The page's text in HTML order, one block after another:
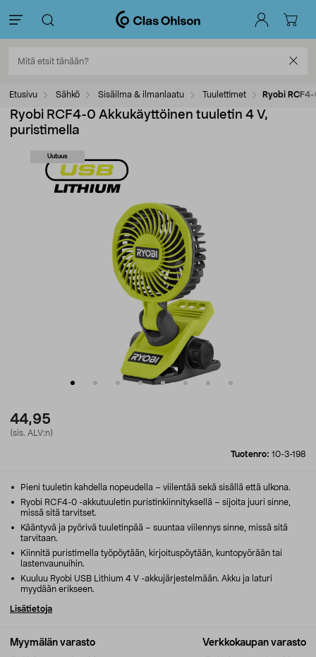
Etusivu Sähkö Sisäilma & ilmanlaatu Tuulettimet Ryobi
Ryobi RCF4-0 Akkukäyttöinen tuuletin 4 V,
puristimella
Uutuus
44,95
(sis. ALV:n)
Tuotenro: 10-3-198
Myymälän varasto Verkkokaupan varasto
Pieni tuuletin kahdella nopeudella – viilentää sekä sisällä että ulkona.
Ryobi RCF4-0 -akkutuuletin puristinkiinnityksellä – sijoita juuri sinne,
missä sitä tarvitset.
Kääntyvä ja pyörivä tuuletinpää – suuntaa viilennys sinne, missä sitä
tarvitaan.
Kiinnitä puristimella työpöytään, kirjoituspöytään, kuntopyörään tai
lastenvaunuihin.
Kuuluu Ryobi USB Lithium 4 V -akkujärjestelmään. Akku ja laturi
myydään erikseen.
Lisätietoja